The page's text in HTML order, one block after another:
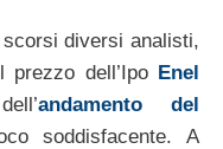
diversi analisti,
dell’Ipo Enel
andamento del
soddisfacente. A